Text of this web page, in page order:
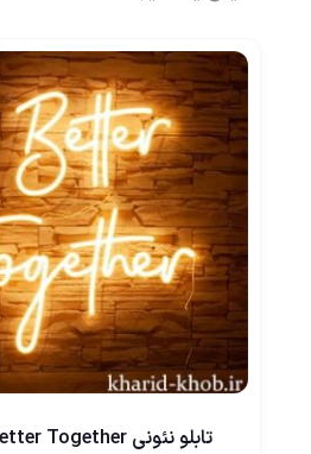
تابلو نئونی Better Together